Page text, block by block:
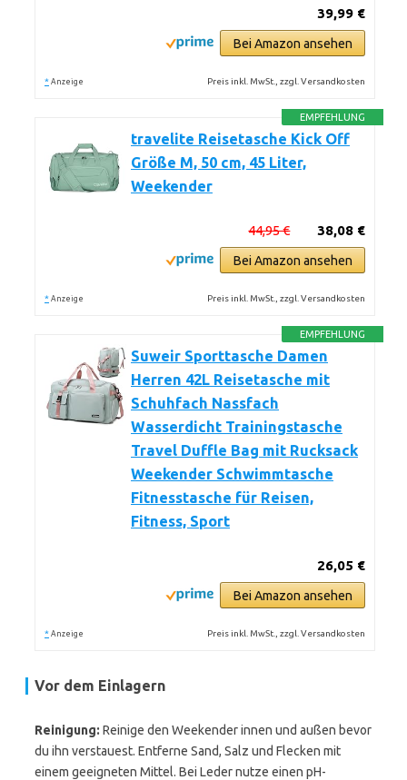
39,99 €
Bei Amazon ansehen
* Anzeige Preis inkl. MwSt., zzgl. Versandkosten
EMPFEHLUNG
travelite Reisetasche Kick Off
Größe M, 50 cm, 45 Liter,
Weekender
38,08 €
44,95 €
Bei Amazon ansehen
* Anzeige Preis inkl. MwSt., zzgl. Versandkosten
EMPFEHLUNG
Suweir Sporttasche Damen
Herren 42L Reisetasche mit
Schuhfach Nassfach
Wasserdicht Trainingstasche
Travel Duffle Bag mit Rucksack
Weekender Schwimmtasche
Fitnesstasche für Reisen,
Fitness, Sport
26,05 €
Bei Amazon ansehen
* Anzeige Preis inkl. MwSt., zzgl. Versandkosten
Vor dem Einlagern
Reinigung: Reinige den Weekender innen und außen bevor
du ihn verstauest. Entferne Sand, Salz und Flecken mit
einem geeigneten Mittel. Bei Leder nutze einen pH-